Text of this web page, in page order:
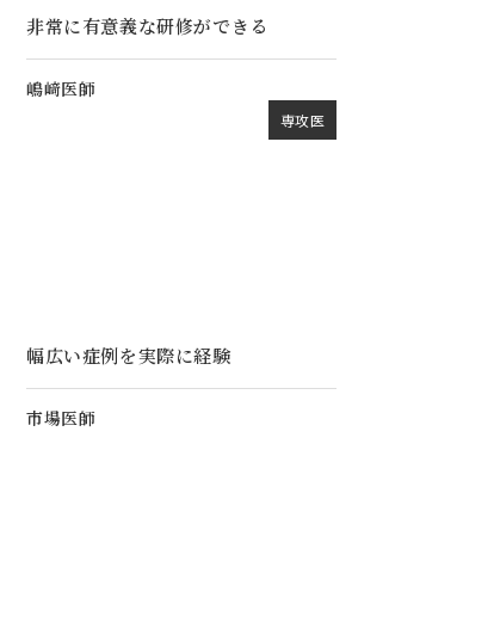
非常に有意義な研修ができる
嶋﨑医師
専攻医
幅広い症例を実際に経験
市場医師